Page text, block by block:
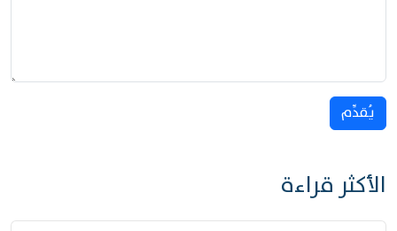
يُقدِّم
الأكثر قراءة